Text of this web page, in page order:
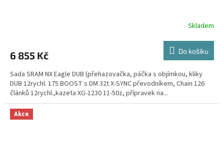
R
M
A
Skladem
6 855 Kč Do košíku
Sada SRAM NX Eagle DUB (přehazovačka, páčka s objímkou, kliky
DUB 12rychl. 175 BOOST s DM 32t X-SYNC převodníkem, Chain 126
článků 12rychl.,kazeta XG-1230 11-50z, přípravek na...
Akce